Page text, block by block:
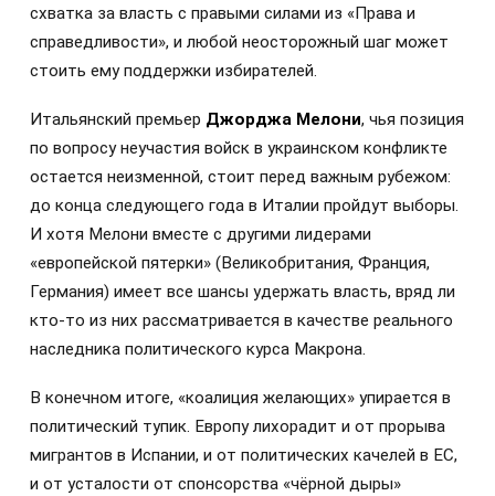
схватка за власть с правыми силами из «Права и
справедливости», и любой неосторожный шаг может
стоить ему поддержки избирателей.
Итальянский премьер Джорджа Мелони, чья позиция
по вопросу неучастия войск в украинском конфликте
остается неизменной, стоит перед важным рубежом:
до конца следующего года в Италии пройдут выборы.
И хотя Мелони вместе с другими лидерами
«европейской пятерки» (Великобритания, Франция,
Германия) имеет все шансы удержать власть, вряд ли
кто-то из них рассматривается в качестве реального
наследника политического курса Макрона.
В конечном итоге, «коалиция желающих» упирается в
политический тупик. Европу лихорадит и от прорыва
мигрантов в Испании, и от политических качелей в ЕС,
и от усталости от спонсорства «чёрной дыры»